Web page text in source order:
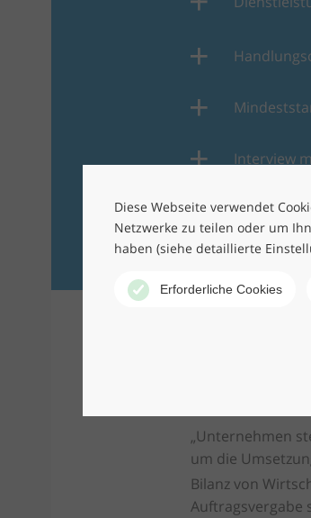
Diese Webseite verwendet
Netzwerke zu teilen oder um
haben (siehe detaillierte
Erforderliche Cookies
Interview
„Unternehmen
um die
Bilanz von
Auftragsvergabe